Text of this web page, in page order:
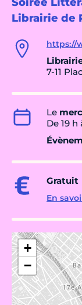
Librairie de
https://
7-11
Le
De 19 h
Gratuit
En
+
−